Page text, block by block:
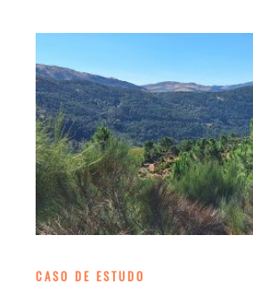
CASO DE ESTUDO